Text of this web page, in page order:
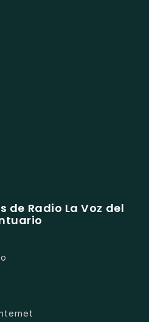
Radio La Voz del